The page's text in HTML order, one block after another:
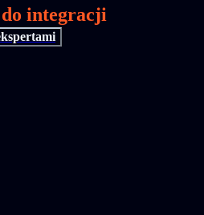
do integracji